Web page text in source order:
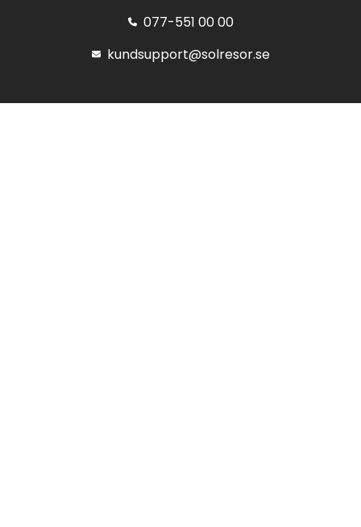
077-551 00 00
kundsupport@solresor.se